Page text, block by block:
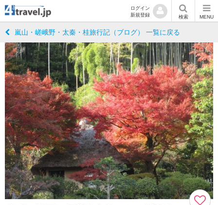
ログイン
新規登録
検索 MENU
嵐山・嵯峨野・太秦・桂旅行記（ブログ） 一覧に戻る